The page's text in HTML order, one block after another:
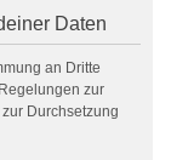
Daten
an Dritte
zur
Durchsetzung